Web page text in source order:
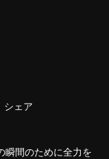
シェア
瞬間のために全力を